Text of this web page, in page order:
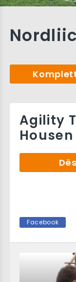
Agility
Housen
Facebook